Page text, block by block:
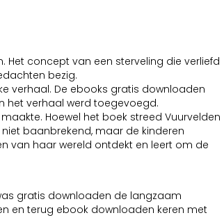
Het concept van een sterveling die verliefd
bezig.
verhaal. De ebooks gratis downloaden
het verhaal werd toegevoegd.
Hoewel het boek streed Vuurvelden
baanbrekend, maar de kinderen
van haar wereld ontdekt en leert om de
gratis downloaden de langzaam
en terug ebook downloaden keren met